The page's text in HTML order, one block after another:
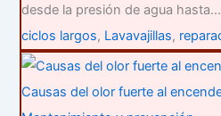
desde la presión de agua hasta…
ciclos largos, Lavavajillas,
Causas del olor fuerte al